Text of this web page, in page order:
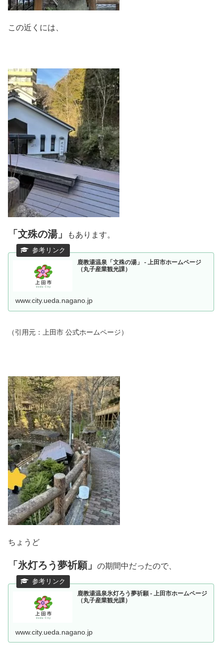
この近くには、
「文殊の湯」 もあります。
鹿教湯温泉「文殊の湯」 - 上田市ホームページ
（丸子産業観光課）
www.city.ueda.nagano.jp
（引用元：上田市 公式ホームページ）
ちょうど
「氷灯ろう夢祈願」 の期間中だったので、
鹿教湯温泉氷灯ろう夢祈願 - 上田市ホームページ
（丸子産業観光課）
www.city.ueda.nagano.jp